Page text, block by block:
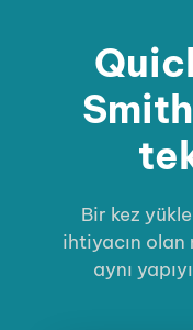
Bir kez
ihtiyacın olan
aynı